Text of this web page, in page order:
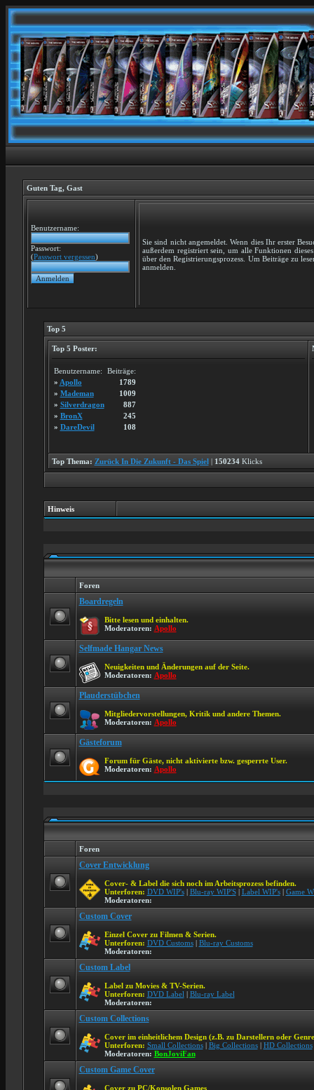
Guten Tag, Gast
Benutzername:
Passwort:
(Passwort vergessen)
Sie sind nicht angemeldet. Wenn dies Ihr erster
außerdem registriert sein, um alle Funktionen
über den Registrierungsprozess. Um Beiträge zu
anmelden.
Top 5
Top 5 Poster:
Benutzername:
Beiträge:
» Apollo
1789
» Mademan
1009
» Silverdragon
887
» BronX
245
» DareDevil 108
Top Thema: Zurück In Die Zukunft - Das Spiel| 150234Klicks
Hinweis
Foren
Boardregeln
Bitte lesen und einhalten.
Moderatoren: Apollo
Selfmade Hangar News
Neuigkeiten und Änderungen auf der Seite.
Moderatoren: Apollo
Plauderstübchen
Mitgliedervorstellungen, Kritik und andere Themen.
Moderatoren: Apollo
Gästeforum
Forum für Gäste, nicht aktivierte bzw. gesperrte User.
Moderatoren: Apollo
Foren
Cover Entwicklung
Cover- & Label die sich noch im Arbeitsprozess befinden.
Unterforen: DVD WIP's| Blu-ray WIP'S| Label WIP's| Game
Moderatoren:
Custom Cover
Einzel Cover zu Filmen & Serien.
Unterforen: DVD Customs| Blu-ray Customs
Moderatoren:
Custom Label
Label zu Movies & TV-Serien.
Unterforen: DVD Label | Blu-ray Label
Moderatoren:
Custom Collections
Cover im einheitlichem Design (z.B. zu Darstellern oder
Unterforen: Small Collections| Big Collections| HD Collections
Moderatoren: BonJoviFan
Custom Game Cover
Cover zu PC/Konsolen Games